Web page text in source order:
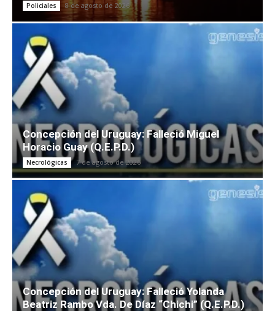
Policiales 8 de agosto de 2026
Concepción del Uruguay: Falleció Miguel
Horacio Guay (Q.E.P.D.)
Necrológicas 7 de agosto de 2026
Concepción del Uruguay: Falleció Yolanda
Beatriz Rambo Vda. De Díaz “Chichi” (Q.E.P.D.)